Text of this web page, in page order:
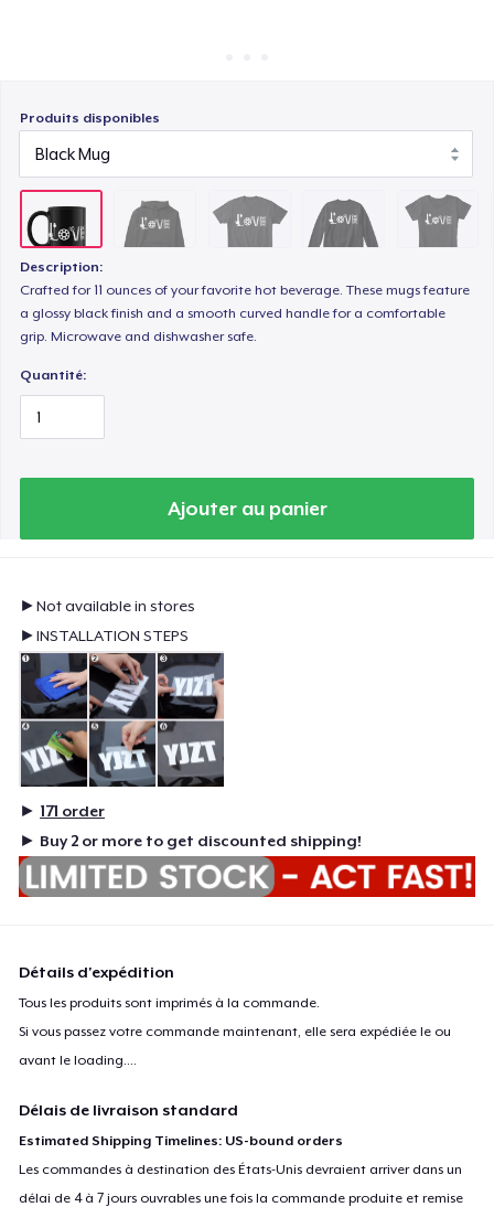
Produits disponibles
Description:
Crafted for 11 ounces of your favorite hot beverage. These mugs feature
a glossy black finish and a smooth curved handle for a comfortable
grip. Microwave and dishwasher safe.
Quantité:
Ajouter au panier
►Not available in stores
►INSTALLATION STEPS
► 171 order
► Buy 2 or more to get discounted shipping!
Détails d'expédition
Tous les produits sont imprimés à la commande.
Si vous passez votre commande maintenant, elle sera expédiée le ou
avant leloading....
Délais de livraison standard
Estimated Shipping Timelines: US-bound orders
Les commandes à destination des États-Unis devraient arriver dans un
délai de 4 à 7 jours ouvrables une fois la commande produite et remise
Women's Flowy Tank Top
Classic Long Sleeve Tee